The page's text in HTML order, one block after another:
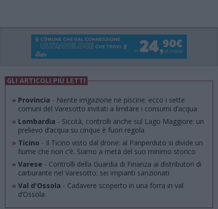
GLI ARTICOLI PIÙ LETTI
» Provincia - Niente irrigazione né piscine: ecco i sette
comuni del Varesotto invitati a limitare i consumi d’acqua
» Lombardia - Siccità, controlli anche sul Lago Maggiore: un
prelievo d’acqua su cinque è fuori regola
» Ticino - Il Ticino visto dal drone: al Panperduto si divide un
fiume che non c’è. Siamo a metà del suo minimo storico
» Varese - Controlli della Guardia di Finanza ai distributori di
carburante nel Varesotto: sei impianti sanzionati
» Val d'Ossola - Cadavere scoperto in una forra in val
d’Ossola